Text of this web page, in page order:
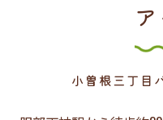
小曽根三丁目